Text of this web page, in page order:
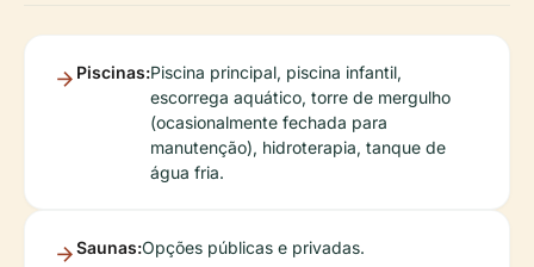
Piscinas:Piscina principal, piscina infantil,
escorrega aquático, torre de mergulho
(ocasionalmente fechada para
manutenção), hidroterapia, tanque de
água fria.
Saunas:Opções públicas e privadas.